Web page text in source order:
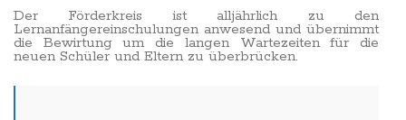
Der Förderkreis ist alljährlich zu den
Lernanfängereinschulungen anwesend und übernimmt
die Bewirtung um die langen Wartezeiten für die
neuen Schüler und Eltern zu überbrücken.